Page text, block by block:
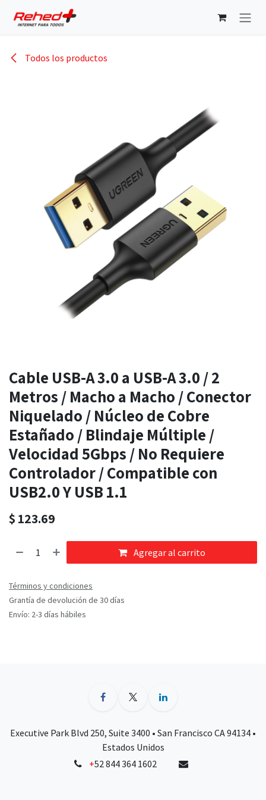
Todos los productos
Cable USB-A 3.0 a USB-A 3.0 / 2
Metros / Macho a Macho / Conector
Niquelado / Núcleo de Cobre
Estañado / Blindaje Múltiple /
Velocidad 5Gbps / No Requiere
Controlador / Compatible con
USB2.0 Y USB 1.1
$ 123.69
Agregar al carrito
Términos y condiciones
Grantía de devolución de 30 días
Envío: 2-3 días hábiles
Executive Park Blvd 250, Suite 3400 • San Francisco CA 94134 •
Estados Unidos
+52 844 364 1602